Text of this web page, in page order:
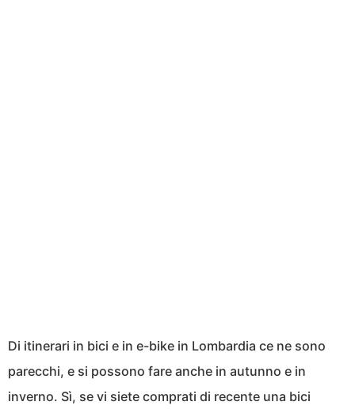
Di itinerari in bici e in e-bike in Lombardia ce ne sono
parecchi, e si possono fare anche in autunno e in
inverno. Sì, se vi siete comprati di recente una bici